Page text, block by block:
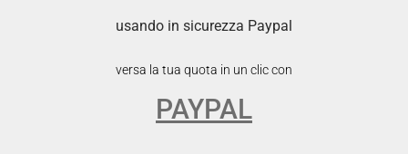
usando in sicurezza Paypal
versa la tua quota in un clic con
PAYPAL